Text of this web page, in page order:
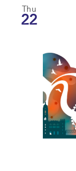
Thu
22